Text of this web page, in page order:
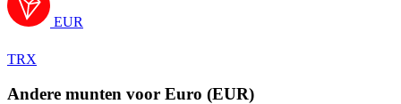
EUR
TRX
Andere munten voor Euro (EUR)